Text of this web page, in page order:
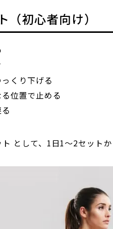
（初心者向け）
くり下げる
位置で止める
として、1日1～2セットか